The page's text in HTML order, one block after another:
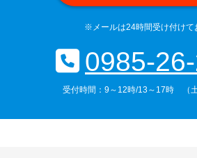
※メールは24時間受け付けて
0985-
受付時間：9～12時/13～17時 （土